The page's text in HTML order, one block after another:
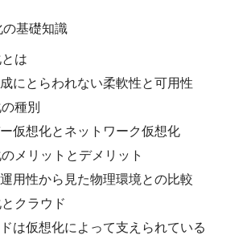
基礎知識
は
にとらわれない柔軟性と可用性
種別
仮想化とネットワーク仮想化
メリットとデメリット
用性から見た物理環境との比較
クラウド
は仮想化によって支えられている